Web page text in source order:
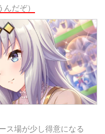
だぞ）
ス場が少し得意になる